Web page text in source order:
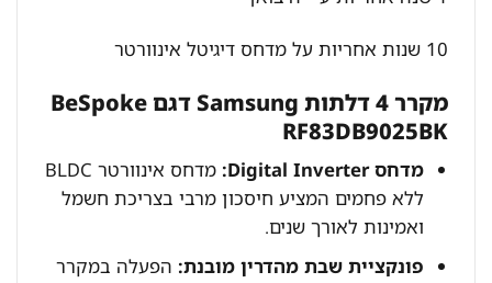
10 שנות אחריות על מדחס דיגיטל אינוורטר
מקרר 4 דלתות Samsung דגם BeSpoke
RF83DB9025BK
מדחס Digital Inverter:
מדחס אינוורטר BLDC
ללא פחמים המציע חיסכון מרבי בצריכת חשמל
ואמינות לאורך שנים.
פונקציית שבת מהדרין מובנת:הפעלה במקרר